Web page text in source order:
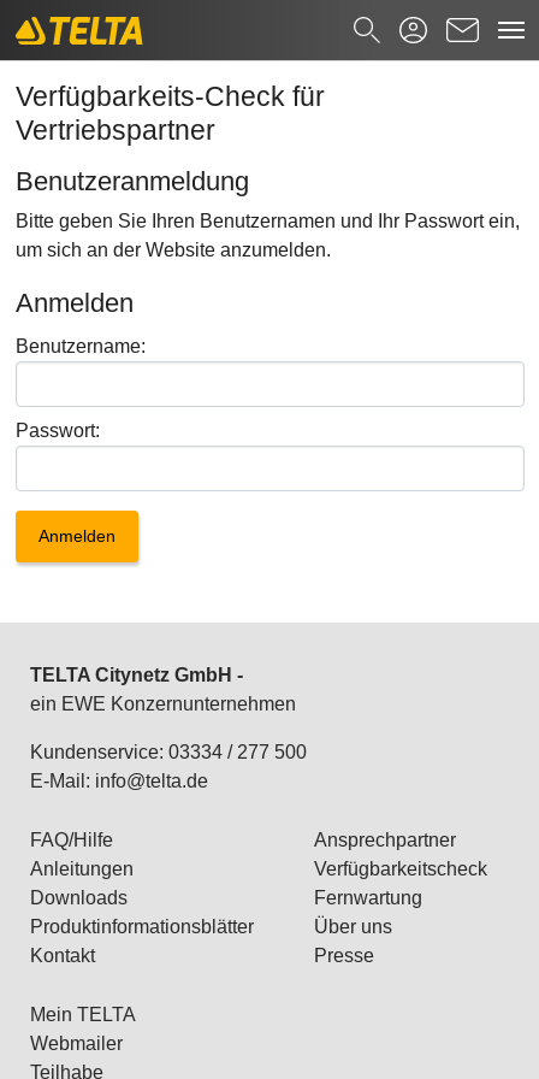
Verfügbarkeits-Check Anmeldung
Zum Hauptinhalt springen
Suchformular
Suchen nach
Verfügbarkeits-Check für
Vertriebspartner
Benutzeranmeldung
Bitte geben Sie Ihren Benutzernamen und Ihr Passwort ein,
um sich an der Website anzumelden.
Anmelden
Benutzername:
Passwort:
TELTA Citynetz GmbH -
ein EWE Konzernunternehmen
Kundenservice: 03334 / 277 500
E-Mail: info@telta.de
FAQ/Hilfe
Anleitungen
Downloads
Produktinformationsblätter
Kontakt
Ansprechpartner
Verfügbarkeitscheck
Fernwartung
Über uns
Presse
Mein TELTA
Webmailer
Teilhabe